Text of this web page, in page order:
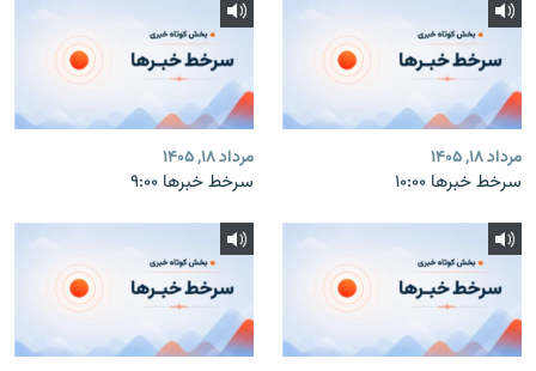
مرداد ۱۸, ۱۴۰۵
سرخط خبرها ۱۰:۰۰
مرداد ۱۸, ۱۴۰۵
سرخط خبرها ۹:۰۰